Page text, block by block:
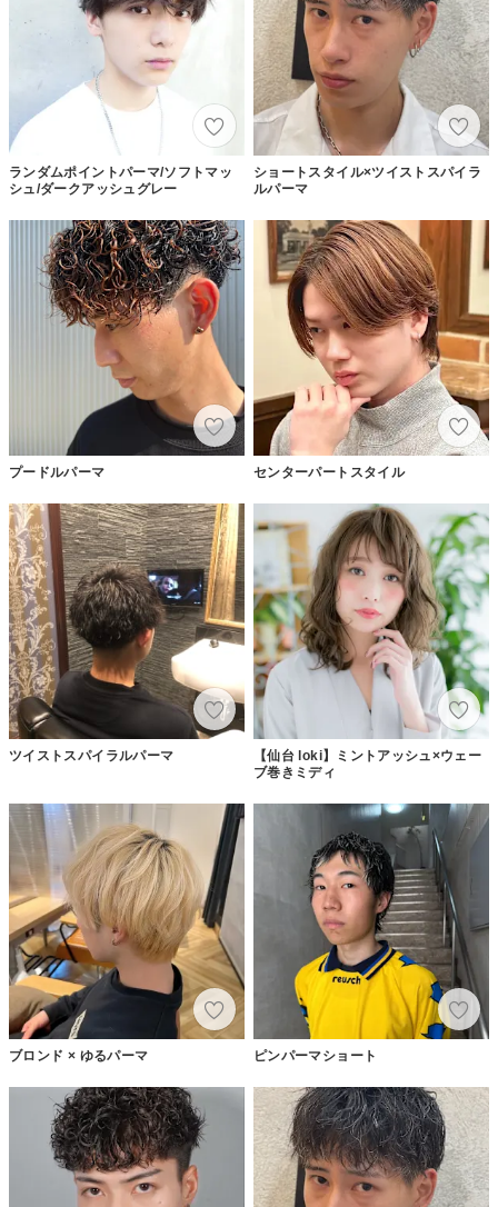
ランダムポイントパーマ/ソフトマッ
シュ/ダークアッシュグレー
ショートスタイル×ツイストスパイラ
ルパーマ
プードルパーマ センターパートスタイル
ツイストスパイラルパーマ
【仙台 loki】ミントアッシュ×ウェー
ブ巻きミディ
ブロンド × ゆるパーマ ピンパーマショート